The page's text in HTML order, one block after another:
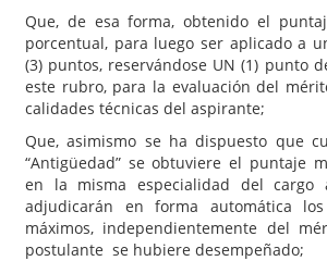
Que, de esa forma, obtenido el
porcentual, para luego ser aplicado a
(3) puntos, reservándose UN (1) punto
este rubro, para la evaluación del
calidades técnicas del aspirante;
Que, asimismo se ha dispuesto que
“Antigüedad” se obtuviere el puntaje
en la misma especialidad del cargo
adjudicarán en forma automática
máximos, independientemente del
postulante se hubiere desempeñado;